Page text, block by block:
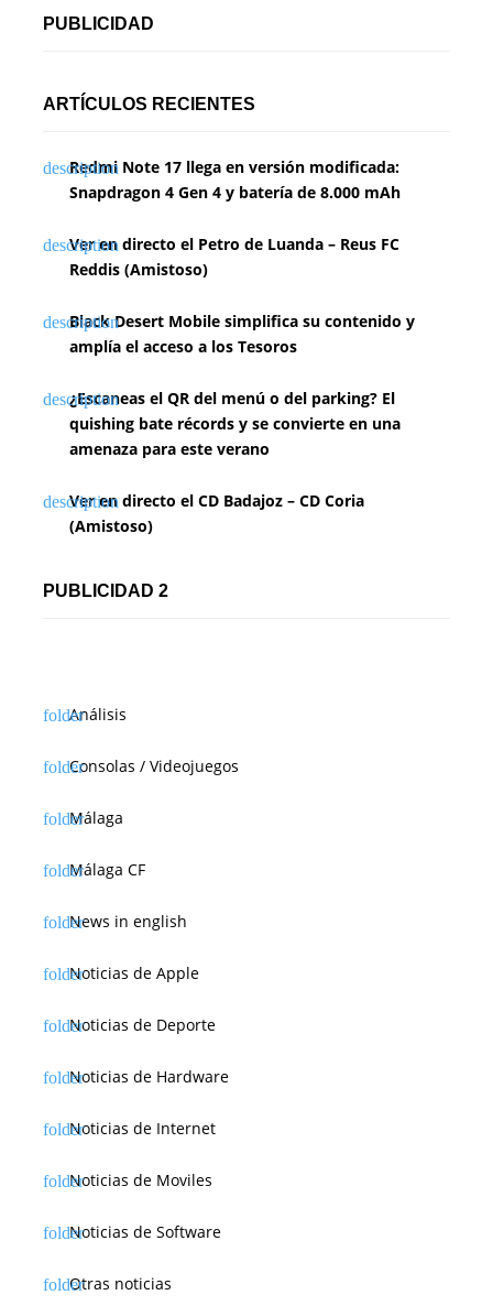
PUBLICIDAD
ARTÍCULOS RECIENTES
Redmi Note 17 llega en versión modificada:
Snapdragon 4 Gen 4 y batería de 8.000 mAh
Ver en directo el Petro de Luanda – Reus FC
Reddis (Amistoso)
Black Desert Mobile simplifica su contenido y
amplía el acceso a los Tesoros
¿Escaneas el QR del menú o del parking? El
quishing bate récords y se convierte en una
amenaza para este verano
Ver en directo el CD Badajoz – CD Coria
(Amistoso)
PUBLICIDAD 2
Análisis
Consolas / Videojuegos
Málaga
Málaga CF
News in english
Noticias de Apple
Noticias de Deporte
Noticias de Hardware
Noticias de Internet
Noticias de Moviles
Noticias de Software
Otras noticias